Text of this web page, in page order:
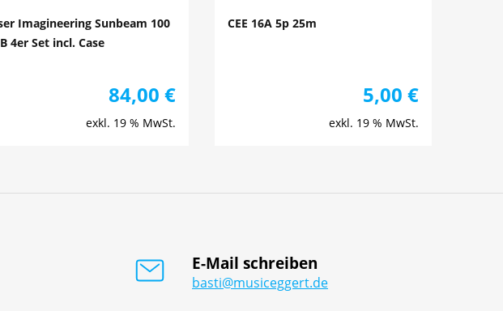
Imagineering Sunbeam 100
4er Set incl. Case
84,00 €
exkl. 19 % MwSt.
CEE 16A 5p 25m
5,00 €
exkl. 19 % MwSt.
E-Mail schreiben
basti@musiceggert.de